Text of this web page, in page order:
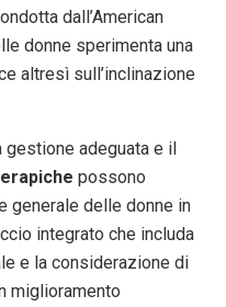
dall’American
donne sperimenta una
altresì sull’inclinazione
gestione adeguata e il
possono
generale delle donne in
integrato che includa
e la considerazione di
miglioramento